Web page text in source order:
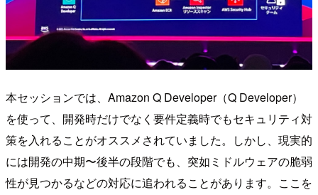
本セッションでは、Amazon Q Developer（Q Developer）
を使って、開発時だけでなく要件定義時でもセキュリティ対
策を入れることがオススメされていました。しかし、現実的
には開発の中期〜後半の段階でも、突如ミドルウェアの脆弱
性が見つかるなどの対応に追われることがあります。ここを